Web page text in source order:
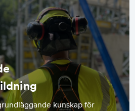
kunskap för